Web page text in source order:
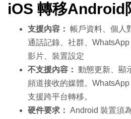
iOS 轉移Android
支援內容： 帳戶資料、個人
通話記錄、社群、
影片、裝置設定
不支援內容： 動態更新、顯
頻道接收的媒體。
支援跨平台轉移。
硬件要求： Android 裝置須